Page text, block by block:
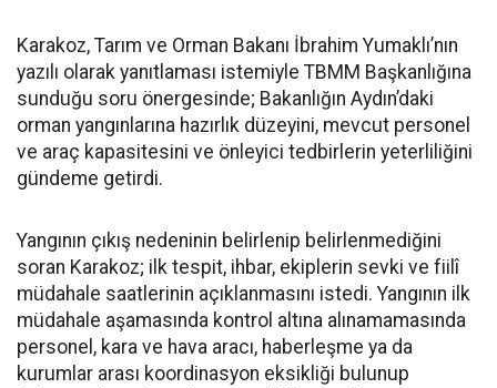
Karakoz, Tarım ve Orman Bakanı İbrahim Yumaklı’nın
yazılı olarak yanıtlaması istemiyle TBMM Başkanlığına
sunduğu soru önergesinde; Bakanlığın Aydın’daki
orman yangınlarına hazırlık düzeyini, mevcut personel
ve araç kapasitesini ve önleyici tedbirlerin yeterliliğini
gündeme getirdi.
Yangının çıkış nedeninin belirlenip belirlenmediğini
soran Karakoz; ilk tespit, ihbar, ekiplerin sevki ve fiilî
müdahale saatlerinin açıklanmasını istedi. Yangının ilk
müdahale aşamasında kontrol altına alınamamasında
personel, kara ve hava aracı, haberleşme ya da
kurumlar arası koordinasyon eksikliği bulunup